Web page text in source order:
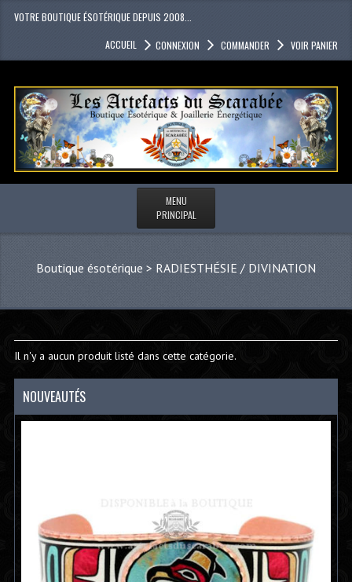
VOTRE BOUTIQUE ÉSOTÉRIQUE DEPUIS 2008...
ACCUEIL CONNEXION COMMANDER VOIR PANIER
MENU
PRINCIPAL
Boutique ésotérique > RADIESTHÉSIE / DIVINATION
Il n'y a aucun produit listé dans cette catégorie.
NOUVEAUTÉS